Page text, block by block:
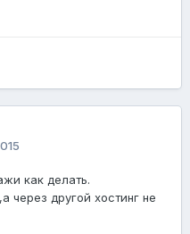
как делать.
через другой хостинг не